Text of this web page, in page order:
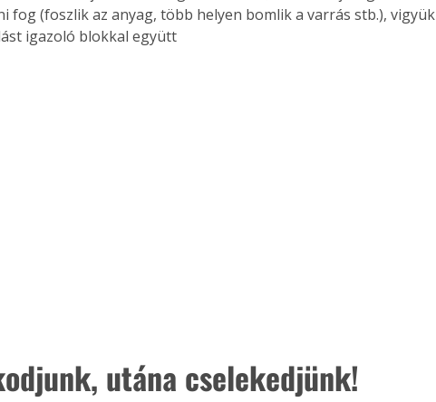
fog (foszlik az anyag, több helyen bomlik a varrás stb.), vigyük
igazoló blokkal együtt
utána cselekedjünk!